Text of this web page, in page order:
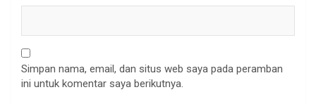
Simpan nama, email, dan situs web saya pada peramban
ini untuk komentar saya berikutnya.